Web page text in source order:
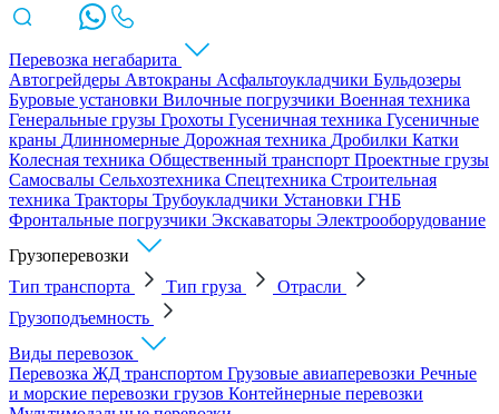
Перевозка негабарита
Автогрейдеры Автокраны Асфальтоукладчики Бульдозеры
Буровые установки Вилочные погрузчики Военная техника
Генеральные грузы Грохоты Гусеничная техника Гусеничные
краны Длинномерные Дорожная техника Дробилки Катки
Колесная техника Общественный транспорт Проектные грузы
Самосвалы Сельхозтехника Спецтехника Строительная
техника Тракторы Трубоукладчики Установки ГНБ
Фронтальные погрузчики Экскаваторы Электрооборудование
Грузоперевозки
Тип транспорта
Тип груза
Отрасли
Грузоподъемность
Виды перевозок
Перевозка ЖД транспортом Грузовые авиаперевозки Речные
и морские перевозки грузов Контейнерные перевозки